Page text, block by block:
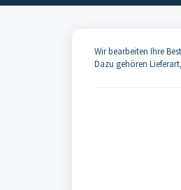
Wir bearbeiten Ihre
Dazu gehören